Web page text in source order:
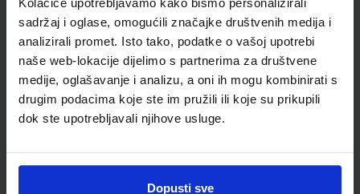
Kolačiće upotrebljavamo kako bismo personalizirali
sadržaj i oglase, omogućili značajke društvenih medija i
analizirali promet. Isto tako, podatke o vašoj upotrebi
naše web-lokacije dijelimo s partnerima za društvene
medije, oglašavanje i analizu, a oni ih mogu kombinirati s
drugim podacima koje ste im pružili ili koje su prikupili
dok ste upotrebljavali njihove usluge.
Dopusti sve
FIZIKA OKO NAS 4; zbirka zadataka za četvrti razred
gimnazije
Vladimir Paar Anica Hrlec Melita Sambolek Karmena
Vadlja Rešetar
Nakladnik: ŠKOLSKA KNJIGA d.d. Registarski broj ministarstva:7621-
DOM
SKU:569511 CIJENA:17,20 €
ŠIFRA OMOTA: